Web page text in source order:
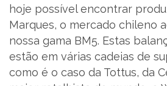
hoje possível encontrar
Marques, o mercado chileno
nossa gama BM5. Estas
estão em várias cadeias de
como é o caso da Tottus, da